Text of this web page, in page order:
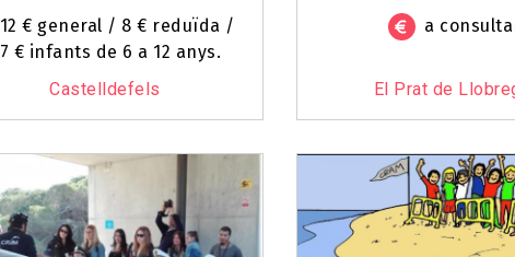
12 € general / 8 € reduïda /
7 € infants de 6 a 12 anys.
Castelldefels
a
El Prat de